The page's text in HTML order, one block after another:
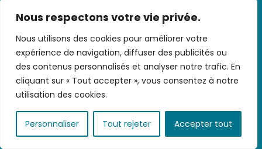
Nous respectons votre vie privée.
Nous utilisons des cookies pour améliorer votre
expérience de navigation, diffuser des publicités ou
des contenus personnalisés et analyser notre trafic. En
cliquant sur « Tout accepter », vous consentez à notre
utilisation des cookies.
Personnaliser Tout rejeter Accepter tout
Nous contacter-CGV/CGU-Données
personnelles-Infos pratiques- FAQ
!
Votre email